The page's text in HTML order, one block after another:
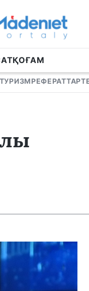
ҚОҒАМ
ТУРИЗМРЕФЕРАТТАР